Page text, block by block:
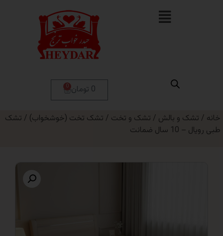
و بالش/تشک و تخت/تشک تخت (خوشخواب)/ تشک